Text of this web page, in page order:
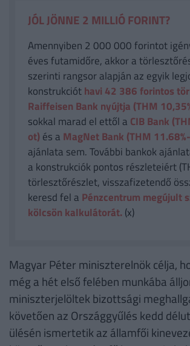
JÓL JÖNNE 2 MILLIÓ FORINT?
Amennyiben 2 000 000 forintot
éves futamidőre, akkor a
szerinti rangsor alapján az egyik
konstrukcióthavi 42 386 forintos
Raiffeisen Bank nyújtja (THM
sokkal marad el ettől a CIB Bank
ot)és a MagNet Bank (THM
ajánlata sem. További bankok
a konstrukciók pontos részleteiért
törlesztőrészlet, visszafizetendő
keresd fel a Pénzcentrum megújult
kölcsön kalkulátorát. (x)
Magyar Péter miniszterelnök célja,
még a hét első felében munkába
miniszterjelöltek bizottsági
követően az Országgyűlés kedd
ülésén ismertetik az államfői